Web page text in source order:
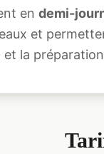
en demi-
et
et la